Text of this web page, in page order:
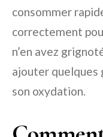
consommer
correctement
n’en avez
ajouter
son oxydation.